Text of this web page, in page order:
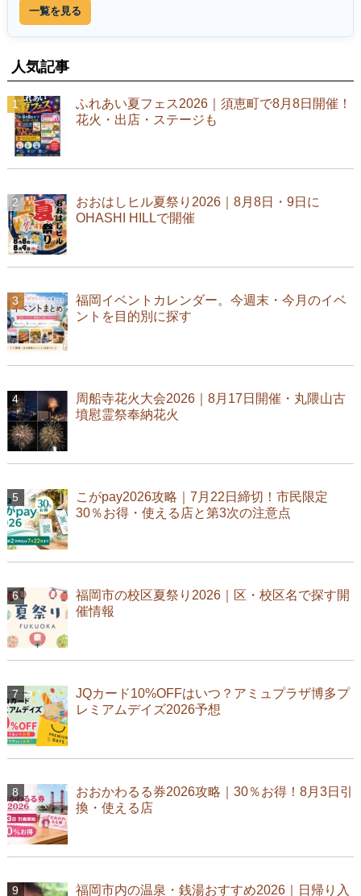
一覧を見る
人気記事
ふれあい夏フェス2026｜須恵町で8月8日開催！
花火・出店・ステージも
おおはしヒル夏祭り2026｜8月8日・9日に
OHASHI HILLで開催
福岡イベントカレンダー。今週末・今月のイベ
ントを目的別に探す
周船寺花火大会2026｜8月17日開催・丸隈山古
墳慰霊祭奉納花火
こがpay2026攻略｜7月22日締切！市民限定
30％お得・使える店と第3次の注意点
福岡市の校区夏祭り2026｜区・校区名で探す開
催情報
JQカード10%OFFはいつ？アミュプラザ博多プ
レミアムデイズ2026予想
おおかわるる券2026攻略｜30％お得！8月3日引
換・使える店
福岡市内の温泉・銭湯おすすめ2026｜日帰り入